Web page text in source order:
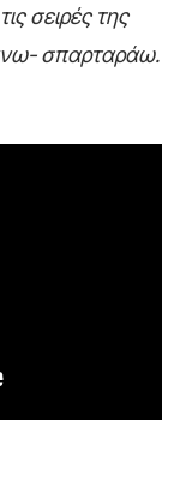
σειρές της
σπαρταράω.